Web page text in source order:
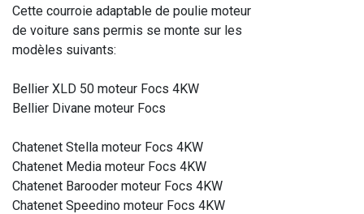
Cette courroie adaptable de poulie moteur
de voiture sans permis se monte sur les
modèles suivants:
Bellier XLD 50 moteur Focs 4KW
Bellier Divane moteur Focs
Chatenet Stella moteur Focs 4KW
Chatenet Media moteur Focs 4KW
Chatenet Barooder moteur Focs 4KW
Chatenet Speedino moteur Focs 4KW